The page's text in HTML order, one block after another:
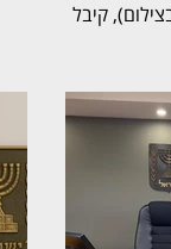
קיבל
שבמחלוקת
שתבעו,
בבניין חויבה
כולל של
ואילנה
בבניין ברחוב